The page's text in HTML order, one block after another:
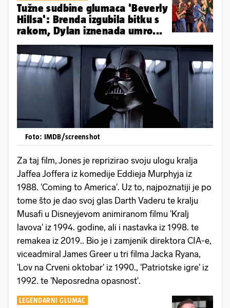
Tužne sudbine glumaca 'Beverly
Hillsa': Brenda izgubila bitku s
rakom, Dylan iznenada umro...
Foto: IMDB/screenshot
Za taj film, Jones je reprizirao svoju ulogu kralja
Jaffea Joffera iz komedije Eddieja Murphyja iz
1988. 'Coming to America'. Uz to, najpoznatiji je po
tome što je dao svoj glas Darth Vaderu te kralju
Musafi u Disneyjevom animiranom filmu 'Kralj
lavova' iz 1994. godine, ali i nastavka iz 1998. te
remakea iz 2019.. Bio je i zamjenik direktora CIA-e,
viceadmiral James Greer u tri filma Jacka Ryana,
'Lov na Crveni oktobar' iz 1990., 'Patriotske igre' iz
1992. te 'Neposredna opasnost'.
LEGENDARNI GLUMAC